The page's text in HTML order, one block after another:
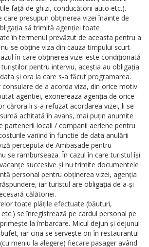
față de ghizi, conducătorii auto etc.).
care presupun obținerea vizei înainte de
să trimită agenției toate
în termenul prevăzut de aceasta pentru a
se obține viza din cauza timpului scurt
în care obținerea vizei este condiționată
pentru interviu, aceștia au obligația
și ora la care s-a făcut programarea.
de a acorda viza, din orice motiv
agentiei, exonereaza agenția de orice
cărora li s-a refuzat acordarea vizei, li se
achitată în avans, mai puțin anumite
partenerii locali / companii aeriene pentru
variind în functie de data anulării
perceputa de Ambasade pentru
se ramburseaza. În cazul în care turistul își
succesive și nu trimite documentele
personal pentru obținerea vizei, agenția
iar turistul are obligația de a-și
călătoriei.
toate plățile efectuate (băuturi,
se înregistrează pe cardul personal pe
la îmbarcare. Micul dejun și dejunul
iar cina se servește ori în restaurantul
meniu la alegere) fiecare pasager având